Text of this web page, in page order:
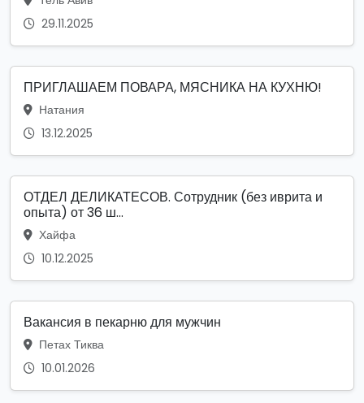
29.11.2025
ПРИГЛАШАЕМ ПОВАРА, МЯСНИКА НА КУХНЮ!
Натания
13.12.2025
ОТДЕЛ ДЕЛИКАТЕСОВ. Сотрудник (без иврита и
опыта) от 36 ш...
Хайфа
10.12.2025
Вакансия в пекарню для мужчин
Петах Тиква
10.01.2026